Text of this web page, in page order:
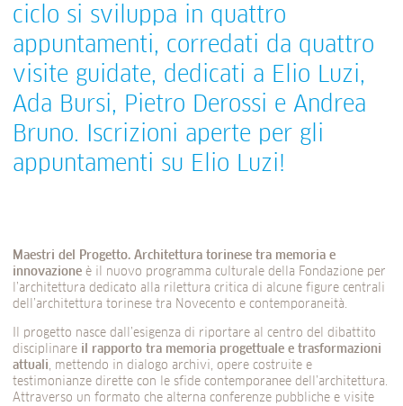
ciclo si sviluppa in quattro
appuntamenti, corredati da quattro
visite guidate, dedicati a Elio Luzi,
Ada Bursi, Pietro Derossi e Andrea
Bruno. Iscrizioni aperte per gli
appuntamenti su Elio Luzi!
Maestri del Progetto. Architettura torinese tra memoria e
innovazione è il nuovo programma culturale della Fondazione per
l’architettura dedicato alla rilettura critica di alcune figure centrali
dell’architettura torinese tra Novecento e contemporaneità.
Il progetto nasce dall’esigenza di riportare al centro del dibattito
disciplinare il rapporto tra memoria progettuale e trasformazioni
attuali, mettendo in dialogo archivi, opere costruite e
testimonianze dirette con le sfide contemporanee dell’architettura.
Attraverso un formato che alterna conferenze pubbliche e visite